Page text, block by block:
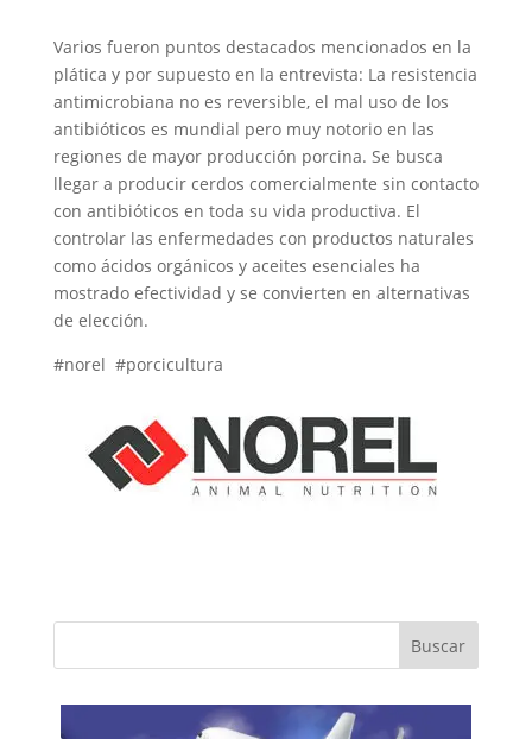
Varios fueron puntos destacados mencionados en la
plática y por supuesto en la entrevista: La resistencia
antimicrobiana no es reversible, el mal uso de los
antibióticos es mundial pero muy notorio en las
regiones de mayor producción porcina. Se busca
llegar a producir cerdos comercialmente sin contacto
con antibióticos en toda su vida productiva. El
controlar las enfermedades con productos naturales
como ácidos orgánicos y aceites esenciales ha
mostrado efectividad y se convierten en alternativas
de elección.
#norel #porcicultura
Buscar